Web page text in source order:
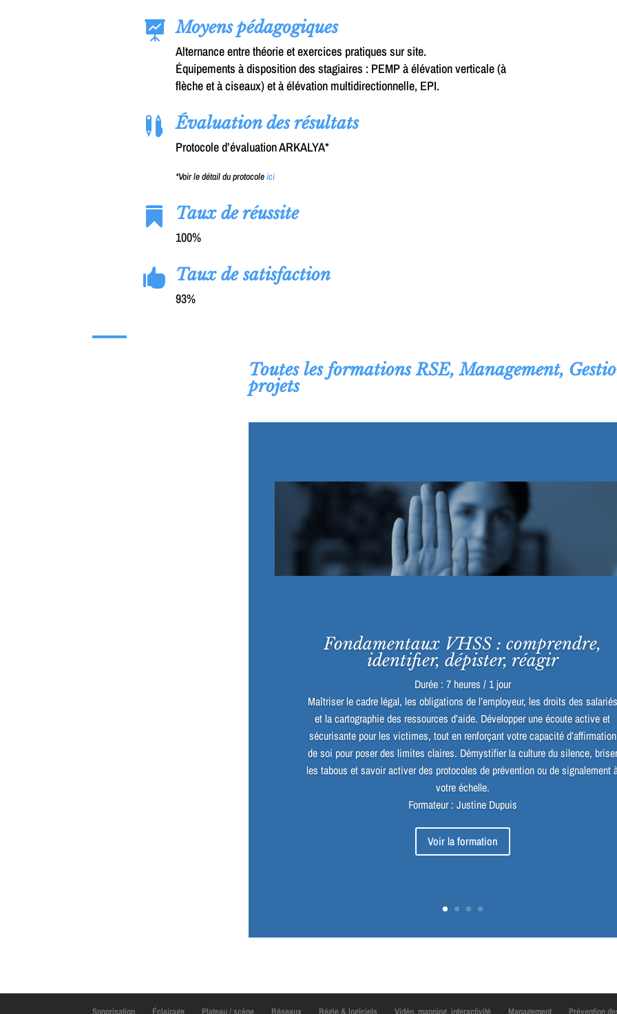
 Moyens pédagogiques
Alternance entre théorie et exercices pratiques sur site.
Équipements à disposition des stagiaires : PEMP à élévation verticale (à
flèche et à ciseaux) et à élévation multidirectionnelle, EPI.
 Évaluation des résultats
Protocole d’évaluation ARKALYA*
*Voir le détail du protocoleici
 Taux de réussite
100%
 Taux de satisfaction
93%
Toutes les formations RSE, Management,
projets
Fondamentaux VHSS : comprendre,
identifier, dépister, réagir
Durée : 7 heures / 1 jour
Maîtriser le cadre légal, les obligations de l’employeur, les droits des salariés
et la cartographie des ressources d’aide. Développer une écoute active et
sécurisante pour les victimes, tout en renforçant votre capacité d’affirmation
de soi pour poser des limites claires. Démystifier la culture du silence, briser
les tabous et savoir activer des protocoles de prévention ou de signalement
votre échelle.
Formateur : Justine Dupuis
Voir la formation